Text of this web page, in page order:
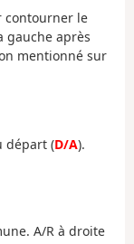
contourner le
gauche après
mentionné sur
départ (D/A).
A/R à droite